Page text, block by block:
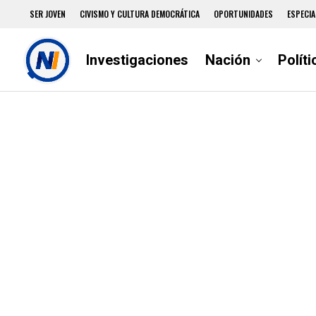
SER JOVEN CIVISMO Y CULTURA DEMOCRÁTICA OPORTUNIDADES
Investigaciones Nación